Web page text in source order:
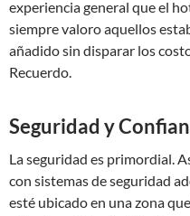
experiencia general que el
siempre valoro aquellos
añadido sin disparar los
Recuerdo.
Seguridad y
La seguridad es primordial.
con sistemas de seguridad
esté ubicado en una zona